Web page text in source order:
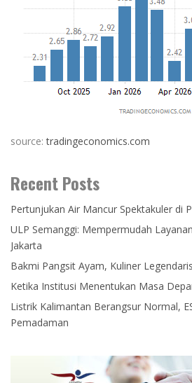
source:tradingeconomics.com
Recent Posts
Pertunjukan Air Mancur Spektakuler di
ULP Semanggi: Mempermudah
Jakarta
Bakmi Pangsit Ayam, Kuliner
Ketika Institusi Menentukan Masa
Listrik Kalimantan Berangsur Normal,
Pemadaman